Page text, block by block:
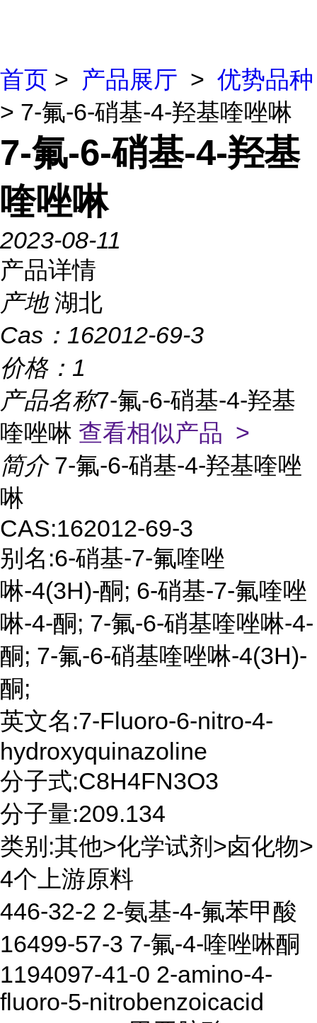
首页 > 产品展厅 > 优势品种
> 7-氟-6-硝基-4-羟基喹唑啉
7-氟-6-硝基-4-羟基
喹唑啉
2023-08-11
产品详情
产地 湖北
Cas： 162012-69-3
价格： 1
产品名称7-氟-6-硝基-4-羟基
喹唑啉 查看相似产品 >
简介 7-氟-6-硝基-4-羟基喹唑
啉
CAS:162012-69-3
别名:6-硝基-7-氟喹唑
啉-4(3H)-酮; 6-硝基-7-氟喹唑
啉-4-酮; 7-氟-6-硝基喹唑啉-4-
酮; 7-氟-6-硝基喹唑啉-4(3H)-
酮;
英文名:7-Fluoro-6-nitro-4-
hydroxyquinazoline
分子式:C8H4FN3O3
分子量:209.134
类别:其他>化学试剂>卤化物>
4个上游原料
446-32-2 2-氨基-4-氟苯甲酸
16499-57-3 7-氟-4-喹唑啉酮
1194097-41-0 2-amino-4-
fluoro-5-nitrobenzoicacid